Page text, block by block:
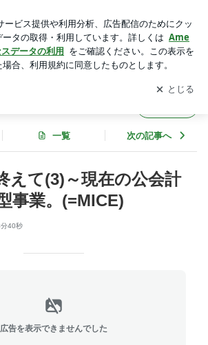
ルブログ
ドして ブログの更新通知
を受け取りまし
開く
一覧 次の記事へ
えて(3)～現在の公会計
事業。(=MICE)
40秒
広告を表示できませんでした